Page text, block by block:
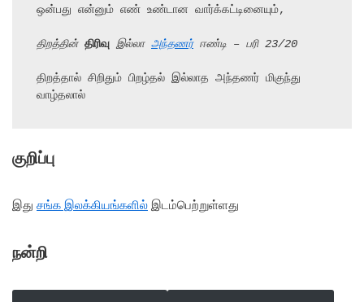
ஒன்பது என்னும் எண் உண்டான வார்க்கட்டினையும்,
திறத்தின் திரிவு இல்லா அந்தணர் ஈண்டி – பரி 23/20
திறத்தால் சிறிதும் பிறழ்தல் இல்லாத அந்தணர் மிகுந்து
வாழ்தலால்
குறிப்பு
இது சங்க இலக்கியங்களில் இடம்பெற்றுள்ளது
நன்றி